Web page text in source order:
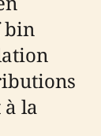
bin
à la